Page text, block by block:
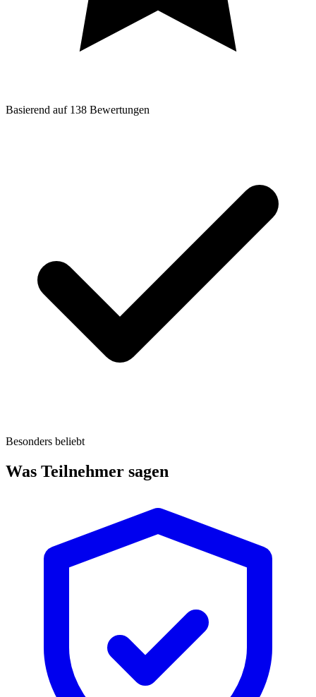
Basierend auf 138 Bewertungen
Besonders beliebt
Was Teilnehmer sagen